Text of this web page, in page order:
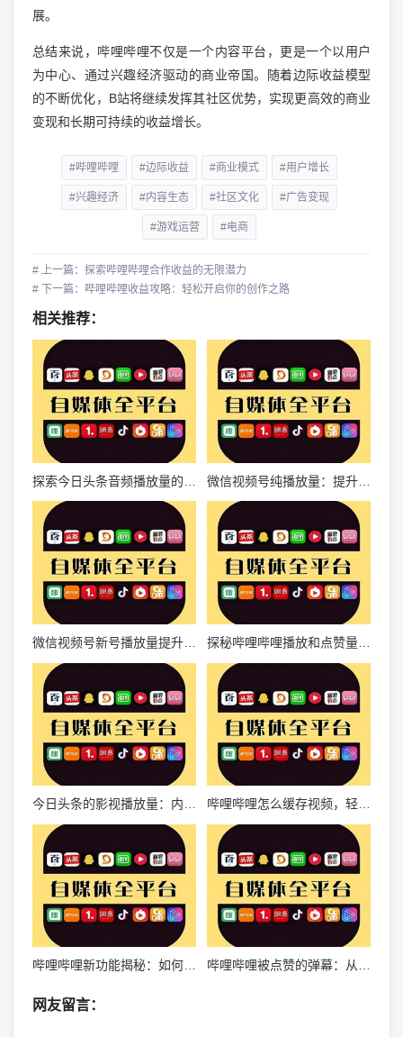
展。
总结来说，哔哩哔哩不仅是一个内容平台，更是一个以用户
为中心、通过兴趣经济驱动的商业帝国。随着边际收益模型
的不断优化，B站将继续发挥其社区优势，实现更高效的商业
变现和长期可持续的收益增长。
#哔哩哔哩 #边际收益 #商业模式 #用户增长
#兴趣经济 #内容生态 #社区文化 #广告变现
#游戏运营 #电商
# 上一篇：探索哔哩哔哩合作收益的无限潜力
# 下一篇：哔哩哔哩收益攻略：轻松开启你的创作之路
相关推荐：
微信视频号纯播放量：提升品牌曝光与用户增长的秘诀
微信视频号新号播放量提升的秘密 探秘哔哩哔哩播放和点赞量：如何提升视频人气？
今日头条的影视播放量：内容与数据的双重力量 哔哩哔哩怎么缓存视频，轻松观看无压力！
哔哩哔哩新功能揭秘：如何查看自己点赞的视频？ 哔哩哔哩被点赞的弹幕：从小众到全民热议的社区文化
网友留言：